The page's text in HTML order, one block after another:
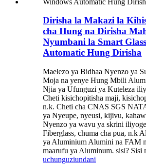
Dirisha la Makazi la
cha Hung na Dirisha
Nyumbani la Smart
Automatic Hung Dirisha
Maelezo ya Bidhaa Nyenzo ya
Moja na yenye Hung Mbili
Njia ya Ufunguzi ya Kuteleza
Cheti kisichopitisha maji,
n.k. Cheti cha CNAS SGS
ya Nyeupe, nyeusi, kijivu,
Nyenzo ya wavu ya skrini
Fiberglass, chuma cha pua, n.k
ya Aluminium Alumini na FAM
maarufu ya Aluminum. sisi? Sisi
uchunguziundani